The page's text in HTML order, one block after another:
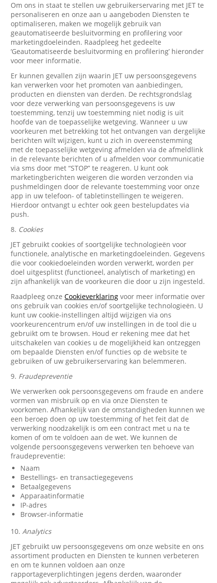
Om ons in staat te stellen uw gebruikerservaring met JET te
personaliseren en onze aan u aangeboden Diensten te
optimaliseren, maken we mogelijk gebruik van
geautomatiseerde besluitvorming en profilering voor
marketingdoeleinden. Raadpleeg het gedeelte
‘Geautomatiseerde besluitvorming en profilering’ hieronder
voor meer informatie.
Er kunnen gevallen zijn waarin JET uw persoonsgegevens
kan verwerken voor het promoten van aanbiedingen,
producten en diensten van derden. De rechtsgrondslag
voor deze verwerking van persoonsgegevens is uw
toestemming, tenzij uw toestemming niet nodig is uit
hoofde van de toepasselijke wetgeving. Wanneer u uw
voorkeuren met betrekking tot het ontvangen van dergelijke
berichten wilt wijzigen, kunt u zich in overeenstemming
met de toepasselijke wetgeving afmelden via de afmeldlink
in de relevante berichten of u afmelden voor communicatie
via sms door met “STOP” te reageren. U kunt ook
marketingberichten weigeren die worden verzonden via
pushmeldingen door de relevante toestemming voor onze
app in uw telefoon- of tabletinstellingen te weigeren.
Hierdoor ontvangt u echter ook geen bestelupdates via
push.
8. Cookies
JET gebruikt cookies of soortgelijke technologieën voor
functionele, analytische en marketingdoeleinden. Gegevens
die voor cookiedoeleinden worden verwerkt, worden per
doel uitgesplitst (functioneel, analytisch of marketing) en
zijn afhankelijk van de voorkeuren die door u zijn ingesteld.
Raadpleeg onzeCookieverklaring voor meer informatie over
ons gebruik van cookies en/of soortgelijke technologieën. U
kunt uw cookie-instellingen altijd wijzigen via ons
voorkeurencentrum en/of uw instellingen in de tool die u
gebruikt om te browsen. Houd er rekening mee dat het
uitschakelen van cookies u de mogelijkheid kan ontzeggen
om bepaalde Diensten en/of functies op de website te
gebruiken of uw gebruikerservaring kan belemmeren.
9. Fraudepreventie
We verwerken ook persoonsgegevens om fraude en andere
vormen van misbruik op en via onze Diensten te
voorkomen. Afhankelijk van de omstandigheden kunnen we
een beroep doen op uw toestemming of het feit dat de
verwerking noodzakelijk is om een contract met u na te
komen of om te voldoen aan de wet. We kunnen de
volgende persoonsgegevens verwerken ten behoeve van
fraudepreventie:
Naam
Bestellings- en transactiegegevens
Betaalgegevens
Apparaatinformatie
IP-adres
Browser-informatie
10.Analytics
JET gebruikt uw persoonsgegevens om onze website en ons
assortiment producten en Diensten te kunnen verbeteren
en om te kunnen voldoen aan onze
rapportageverplichtingen jegens derden, waaronder